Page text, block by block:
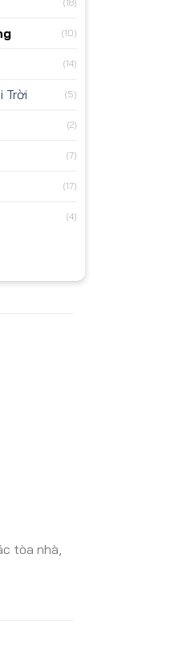
(10)
(14)
Trời (5)
(2)
(7)
(17)
(4)
tòa nhà,